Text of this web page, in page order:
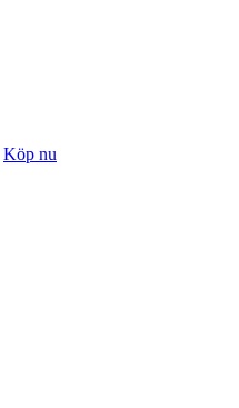
Köp nu